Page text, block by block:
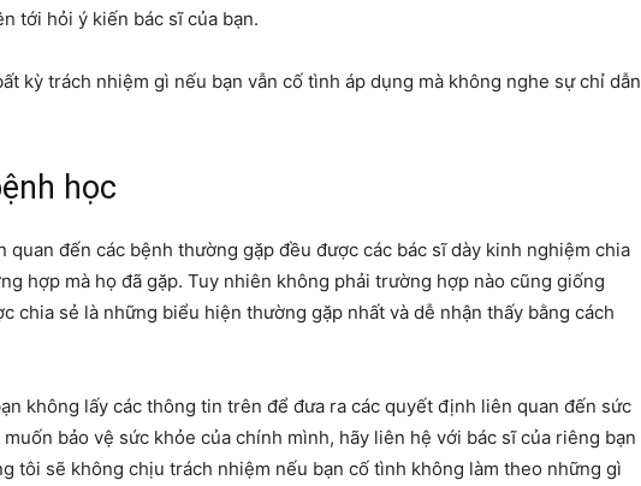
tới hỏi ý kiến bác sĩ của bạn.
kỳ trách nhiệm gì nếu bạn vẫn cố tình áp dụng mà không nghe sự chỉ dẫn
học
quan đến các bệnh thường gặp đều được các bác sĩ dày kinh nghiệm chia
hợp mà họ đã gặp. Tuy nhiên không phải trường hợp nào cũng giống
chia sẻ là những biểu hiện thường gặp nhất và dễ nhận thấy bằng cách
không lấy các thông tin trên để đưa ra các quyết định liên quan đến sức
bảo vệ sức khỏe của chính mình, hãy liên hệ với bác sĩ của riêng bạn
tôi sẽ không chịu trách nhiệm nếu bạn cố tình không làm theo những gì